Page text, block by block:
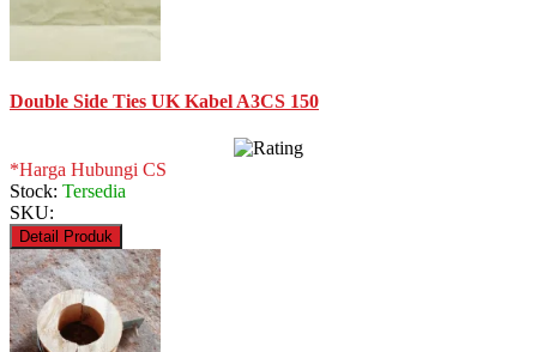
Double Side Ties UK Kabel A3CS 150
*Harga Hubungi CS
Stock: Tersedia
SKU:
Detail Produk